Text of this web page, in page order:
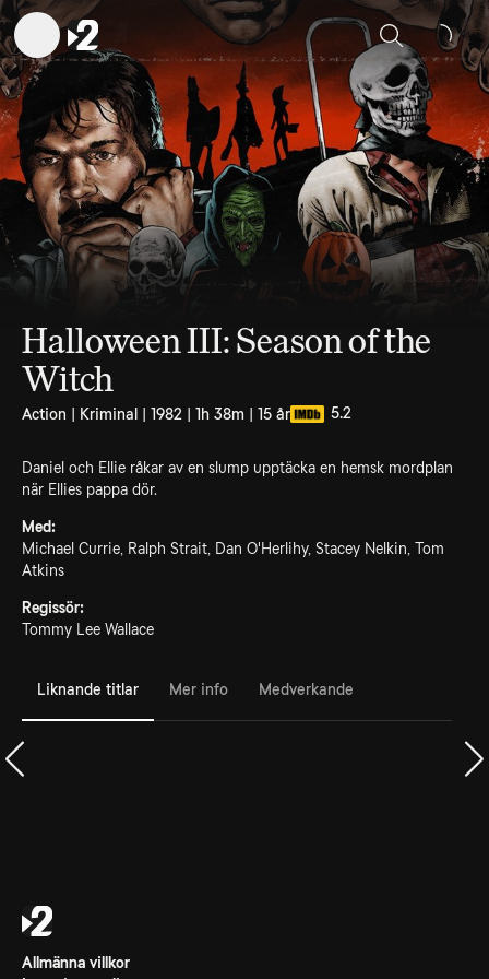
Sök
Halloween III: Season of the
Witch
Action | Kriminal | 1982 | 1h 38m | 15 år 5.2
Daniel och Ellie råkar av en slump upptäcka en hemsk mordplan
när Ellies pappa dör.
Med:
Michael Currie, Ralph Strait, Dan O'Herlihy, Stacey Nelkin, Tom
Atkins
Regissör:
Tommy Lee Wallace
Liknande titlar Mer info Medverkande
Allmänna villkor